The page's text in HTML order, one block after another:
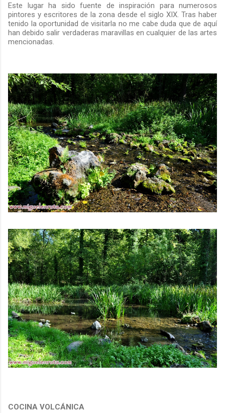
Este lugar ha sido fuente de inspiración para numerosos
pintores y escritores de la zona desde el siglo XIX. Tras haber
tenido la oportunidad de visitarla no me cabe duda que de aquí
han debido salir verdaderas maravillas en cualquier de las artes
mencionadas.
COCINA VOLCÁNICA